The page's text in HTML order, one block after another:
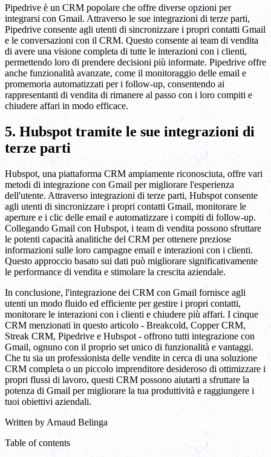
Pipedrive è un CRM popolare che offre diverse opzioni per
integrarsi con Gmail. Attraverso le sue integrazioni di terze parti,
Pipedrive consente agli utenti di sincronizzare i propri contatti Gmail
e le conversazioni con il CRM. Questo consente ai team di vendita
di avere una visione completa di tutte le interazioni con i clienti,
permettendo loro di prendere decisioni più informate. Pipedrive offre
anche funzionalità avanzate, come il monitoraggio delle email e
promemoria automatizzati per i follow-up, consentendo ai
rappresentanti di vendita di rimanere al passo con i loro compiti e
chiudere affari in modo efficace.
5. Hubspot tramite le sue integrazioni di
terze parti
Hubspot, una piattaforma CRM ampiamente riconosciuta, offre vari
metodi di integrazione con Gmail per migliorare l'esperienza
dell'utente. Attraverso integrazioni di terze parti, Hubspot consente
agli utenti di sincronizzare i propri contatti Gmail, monitorare le
aperture e i clic delle email e automatizzare i compiti di follow-up.
Collegando Gmail con Hubspot, i team di vendita possono sfruttare
le potenti capacità analitiche del CRM per ottenere preziose
informazioni sulle loro campagne email e interazioni con i clienti.
Questo approccio basato sui dati può migliorare significativamente
le performance di vendita e stimolare la crescita aziendale.
In conclusione, l'integrazione dei CRM con Gmail fornisce agli
utenti un modo fluido ed efficiente per gestire i propri contatti,
monitorare le interazioni con i clienti e chiudere più affari. I cinque
CRM menzionati in questo articolo - Breakcold, Copper CRM,
Streak CRM, Pipedrive e Hubspot - offrono tutti integrazione con
Gmail, ognuno con il proprio set unico di funzionalità e vantaggi.
Che tu sia un professionista delle vendite in cerca di una soluzione
CRM completa o un piccolo imprenditore desideroso di ottimizzare i
propri flussi di lavoro, questi CRM possono aiutarti a sfruttare la
potenza di Gmail per migliorare la tua produttività e raggiungere i
tuoi obiettivi aziendali.
Written by Arnaud Belinga
Table of contents